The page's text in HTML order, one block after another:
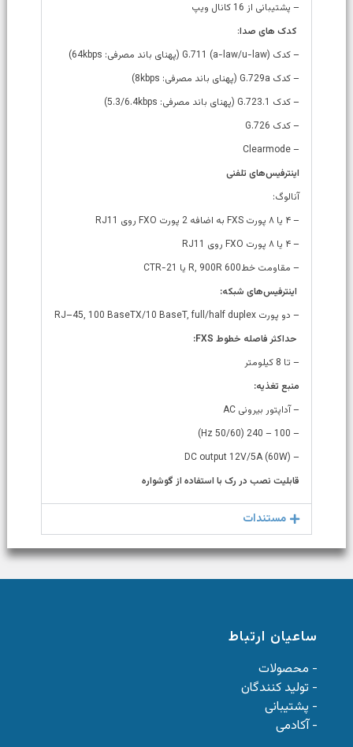
– پشتیبانی از 16 کانال ویپ
کدک های صدا:
– کدک (a-law/u-law) G.711 (پهنای باند مصرفی: 64kbps)
– کدک G.729a (پهنای باند مصرفی: 8kbps)
– کدک G.723.1 (پهنای باند مصرفی: 5.3/6.4kbps)
– کدک G.726
– Clearmode
اینترفیس‌های تلفنی
آنالوگ:
– ۴ یا ۸ پورت FXS به اضافه 2 پورت FXO روی RJ11
– ۴ یا ۸ پورت FXO روی RJ11
– مقاومت خط600 R, 900R یا CTR-21
اینترفیس‌های شبکه:
– دو پورت RJ–45, 100 BaseTX/10 BaseT, full/half duplex
حداکثر فاصله خطوط FXS:
– تا 8 کیلومتر
منبع تغذیه:
– آداپتور بیرونی AC
– 100 – 240 (50/60 Hz)
– DC output 12V/5A (60W)
قابلیت نصب در رک با استفاده از گوشواره
مستندات
ساعیان ارتباط
- محصولات
- تولید کنندگان
- پشتیبانی
- آکادمی